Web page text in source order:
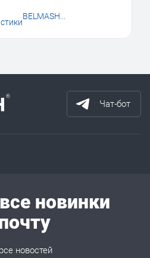
BELMASH...
Чат-бот
новинки
новостей